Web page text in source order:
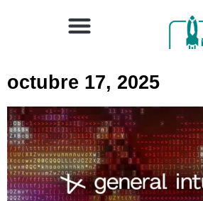
octubre 17, 2025